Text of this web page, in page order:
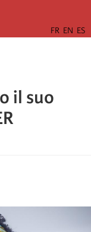
il suo